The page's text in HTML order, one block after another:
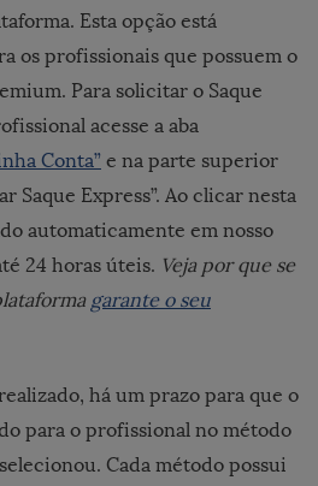
Esta opção está
os profissionais que possuem o
Para solicitar o Saque
acesse a aba
Conta” e na parte superior
Saque Express”. Ao clicar nesta
automaticamente em nosso
24 horas úteis. Veja por que se
garante o seu
há um prazo para que o
para o profissional no método
Cada método possui